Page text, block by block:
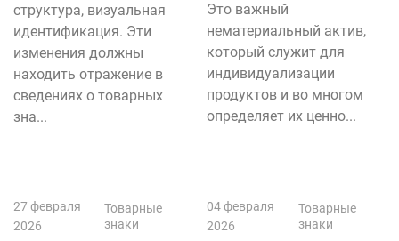
структура, визуальная
идентификация. Эти
изменения должны
находить отражение в
сведениях о товарных
зна...
Это важный
нематериальный актив,
который служит для
индивидуализации
продуктов и во многом
определяет их ценно...
27 февраля
2026
Товарные
знаки
04 февраля
2026
Товарные
знаки